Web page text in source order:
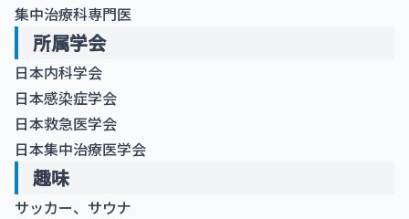
集中治療科専門医
所属学会
日本内科学会
日本感染症学会
日本救急医学会
日本集中治療医学会
趣味
サッカー、サウナ